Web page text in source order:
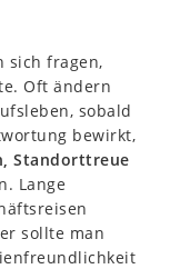
sich fragen,
Oft ändern
sobald
bewirkt,
Standorttreue
Lange
sollte man